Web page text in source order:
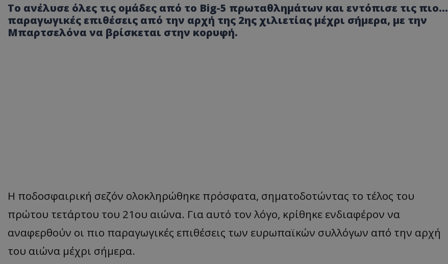
Το ανέλυσε όλες τις ομάδες από το Big-5 πρωταθλημάτων και εντόπισε τις πιο…
παραγωγικές επιθέσεις από την αρχή της 2ης χιλιετίας μέχρι σήμερα, με την
Μπαρτσελόνα να βρίσκεται στην κορυφή.
Η ποδοσφαιρική σεζόν ολοκληρώθηκε πρόσφατα, σηματοδοτώντας το τέλος του
πρώτου τετάρτου του 21ου αιώνα. Για αυτό τον λόγο, κρίθηκε ενδιαφέρον να
αναφερθούν οι πιο παραγωγικές επιθέσεις των ευρωπαϊκών συλλόγων από την αρχή
του αιώνα μέχρι σήμερα.